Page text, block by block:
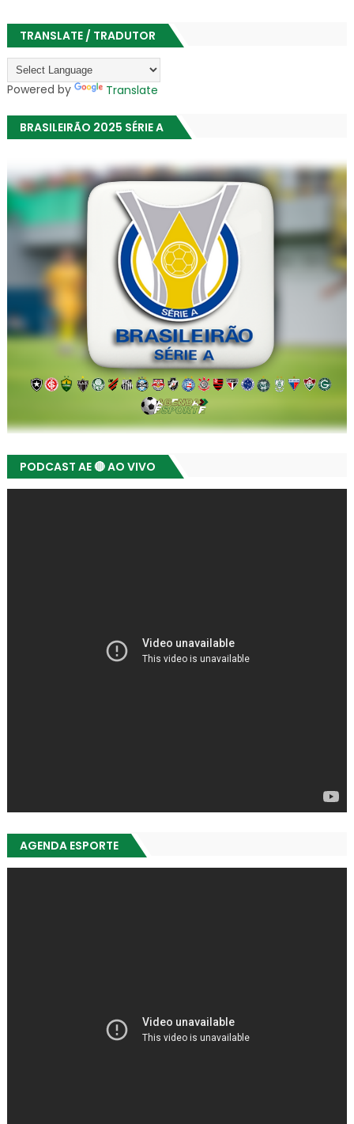
TRANSLATE / TRADUTOR
Powered by Translate
BRASILEIRÃO 2025 SÉRIE A
PODCAST AE 🔴 AO VIVO
AGENDA ESPORTE